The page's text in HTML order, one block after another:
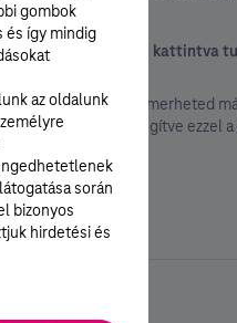
illetve ide kattintva
ahol megismerheted
gyanús levelet, segítve ezzel
gombok
és így mindig
az oldalunk
során
bizonyos
hirdetési és